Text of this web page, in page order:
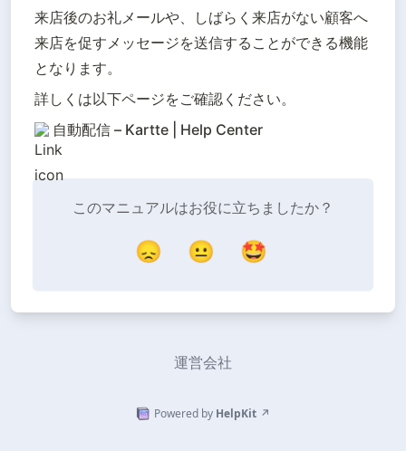
来店後のお礼メールや、しばらく来店がない顧客へ
来店を促すメッセージを送信することができる機能
となります。
詳しくは以下ページをご確認ください。
自動配信 – Kartte | Help Center
このマニュアルはお役に立ちましたか？
😞 😐 🤩
運営会社
Powered by HelpKit ↗